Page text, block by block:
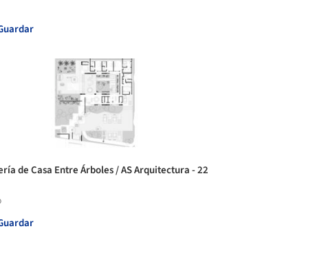
de Casa Entre Árboles / AS Arquitectura - 22